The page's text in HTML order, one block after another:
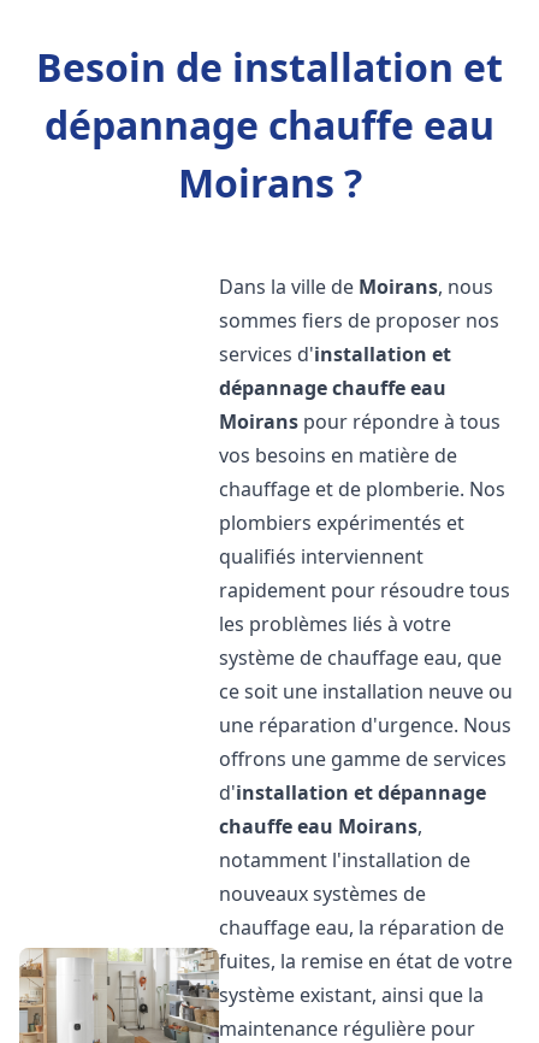
Besoin de installation et
dépannage chauffe eau
Moirans ?
Dans la ville de Moirans, nous
sommes fiers de proposer nos
services d'installation et
dépannage chauffe eau
Moirans pour répondre à tous
vos besoins en matière de
chauffage et de plomberie. Nos
plombiers expérimentés et
qualifiés interviennent
rapidement pour résoudre tous
les problèmes liés à votre
système de chauffage eau, que
ce soit une installation neuve ou
une réparation d'urgence. Nous
offrons une gamme de services
d'installation et dépannage
chauffe eau Moirans,
notamment l'installation de
nouveaux systèmes de
chauffage eau, la réparation de
fuites, la remise en état de votre
système existant, ainsi que la
maintenance régulière pour